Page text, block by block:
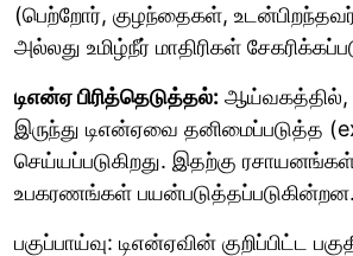
(பெற்றோர், குழந்தைகள்,
அல்லது உமிழ்நீர் மாதிரிகள்
டிஎன்ஏ பிரித்தெடுத்தல்: ஆய்வகத்தில்,
இருந்து டிஎன்ஏவை தனிமைப்படுத்த
செய்யப்படுகிறது. இதற்கு
உபகரணங்கள் பயன்படுத்தப்படுகின்றன.
பகுப்பாய்வு: டிஎன்ஏவின் குறிப்பிட்ட